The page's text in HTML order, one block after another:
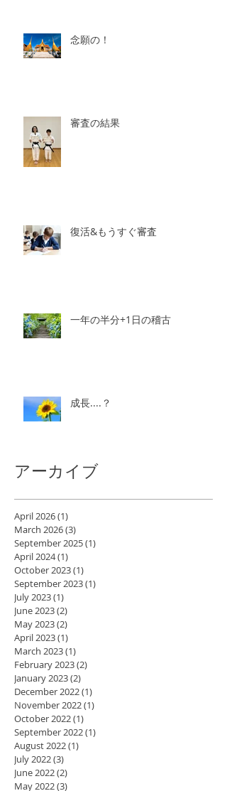
念願の！
審査の結果
復活&もうすぐ審査
一年の半分+1日の稽古
成長....？
アーカイブ
April 2026(1)
March 2026(3)
September 2025(1)
April 2024(1)
October 2023(1)
September 2023(1)
July 2023(1)
June 2023(2)
May 2023(2)
April 2023(1)
March 2023(1)
February 2023(2)
January 2023(2)
December 2022(1)
November 2022(1)
October 2022(1)
September 2022(1)
August 2022(1)
July 2022(3)
June 2022(2)
May 2022(3)